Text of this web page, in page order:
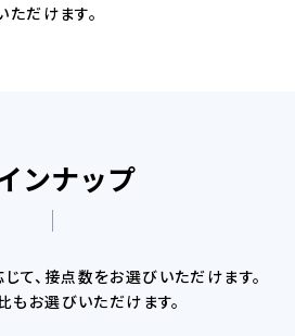
だけます。
ンナップ
て、接点数をお選びいただけます。
もお選びいただけます。